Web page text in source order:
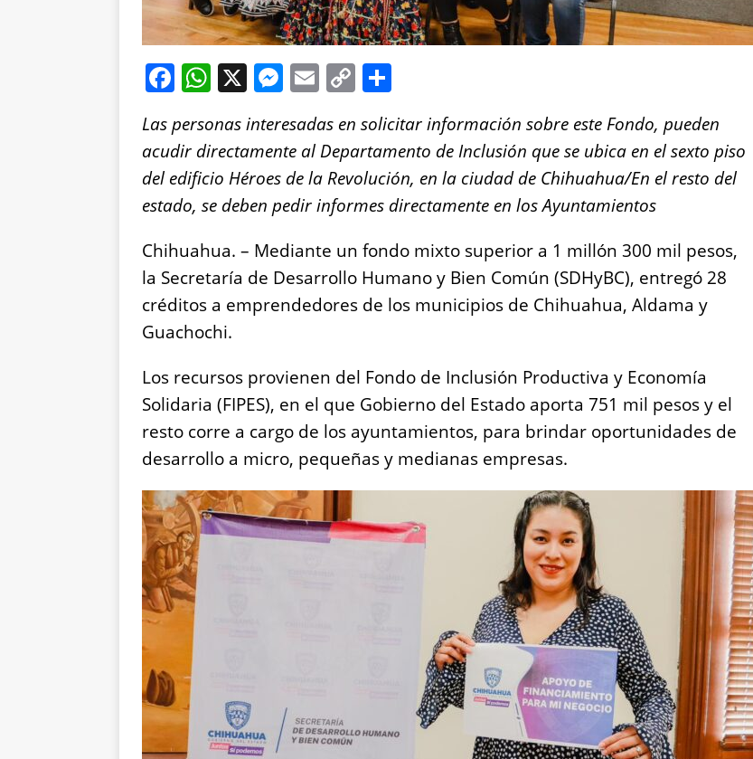
F
c
e
b
o
o
k
W
at
s
A
p
p
X M
ss
e
n
g
er
E
ai
l
C
p
y
Li
n
k
a
re
Las personas interesadas en solicitar información sobre este Fondo, pueden
acudir directamente al Departamento de Inclusión que se ubica en el sexto piso
del edificio Héroes de la Revolución, en la ciudad de Chihuahua/En el resto del
estado, se deben pedir informes directamente en los Ayuntamientos
Chihuahua. – Mediante un fondo mixto superior a 1 millón 300 mil pesos,
la Secretaría de Desarrollo Humano y Bien Común (SDHyBC), entregó 28
créditos a emprendedores de los municipios de Chihuahua, Aldama y
Guachochi.
Los recursos provienen del Fondo de Inclusión Productiva y Economía
Solidaria (FIPES), en el que Gobierno del Estado aporta 751 mil pesos y el
resto corre a cargo de los ayuntamientos, para brindar oportunidades de
desarrollo a micro, pequeñas y medianas empresas.